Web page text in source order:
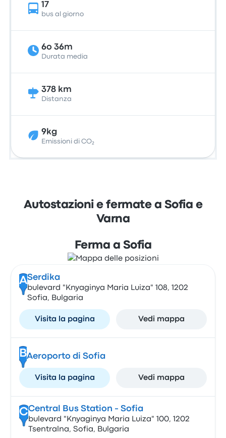
17
bus al giorno
6o 36m
Durata media
378 km
Distanza
9kg
Emissioni di CO₂
Autostazioni e fermate a Sofia e
Varna
Ferma a Sofia
ASerdika
bulevard "Knyaginya Maria Luiza" 108, 1202
Sofia, Bulgaria
Visita la pagina Vedi mappa
BAeroporto di Sofia
Visita la pagina Vedi mappa
CCentral Bus Station - Sofia
bulevard "Knyaginya Maria Luiza" 100, 1202
Tsentralna, Sofia, Bulgaria